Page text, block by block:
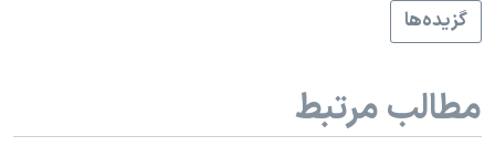
نرگس محمدی برنده جایزه نوبل صلح
صفحه‌های ویژه
سفر پرزیدنت ترامپ به چین
گزيده‌ها
مطالب مرتبط